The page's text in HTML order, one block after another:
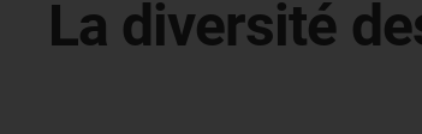
La diversité